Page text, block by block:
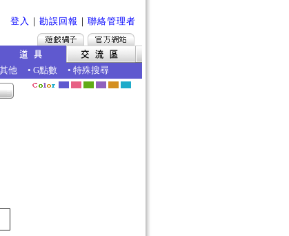
登入 ｜ 勘誤回報 ｜ 聯絡管理者
其他 • G點數 • 特殊搜尋